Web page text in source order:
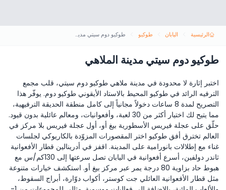
الرئيسية اليابان طوكيو طوكيو دوم سيتي مدينة الملاهي
طوكيو دوم سيتي مدينة الملاهي
اختبر إثارة لا محدودة في مدينة ملاهي طوكيو دوم سيتي، قلب مجمع
الترفيه الرائد في طوكيو المحيط بالاستاد الأيقوني طوكيو دوم. يوفّر هذا
التصريح لمدة 8 ساعات دخولاً مجانياً إلى كامل منطقة الحديقة الترفيهية،
مما يتيح لك اختيار أكثر من 30 لعبة، وأفعوانيات، ومعالم عائلية بدون قيود.
حلّق على عجلة فيريس الأسطورية بيغ أو، أول عجلة فيريس بلا مركز في
العالم تخترق أفق طوكيو اختر المقصورات المزوّدة بالكاريوكي لجلسات
غناء مع إطلالات بانورامية على المدينة. اقفز في أدرينالين قطار الأفعوانية
ثاندر دولفين، أسرع أفعوانية في اليابان تصل سرعتها إلى 130كم/س مع
هبوط حاد بزاوية 80 درجة يمر عبر مركز بيغ أو. استكشف خيارات متنوعة
مثل قطار الأفعوانية العائلي جت كوستر، أكواب دوّارة، أبراج السقوط،